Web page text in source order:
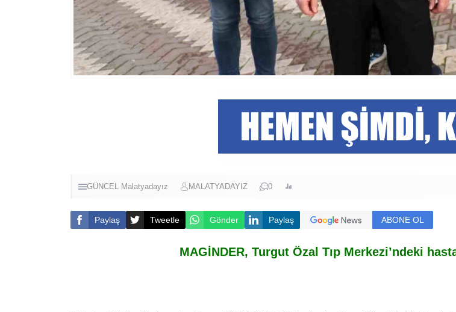
GÜNCEL Malatyadayız MALATYADAYIZ 0
Paylaş Tweetle Gönder Paylaş ABONE OL
MAGİNDER, Turgut Özal Tıp Merkezi’ndeki